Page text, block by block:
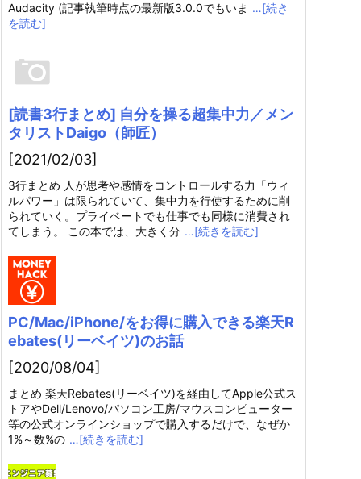
Audacity (記事執筆時点の最新版3.0.0でもいま …[続き
を読む]
[読書3行まとめ] 自分を操る超集中力／メン
タリストDaigo（師匠）
[2021/02/03]
3行まとめ 人が思考や感情をコントロールする力「ウィ
ルパワー」は限られていて、集中力を行使するために削
られていく。プライベートでも仕事でも同様に消費され
てしまう。 この本では、大きく分 …[続きを読む]
PC/Mac/iPhone/をお得に購入できる楽天R
ebates(リーベイツ)のお話
[2020/08/04]
まとめ 楽天Rebates(リーベイツ)を経由してApple公式ス
トアやDell/Lenovo/パソコン工房/マウスコンピューター
等の公式オンラインショップで購入するだけで、なぜか
1%～数%の …[続きを読む]